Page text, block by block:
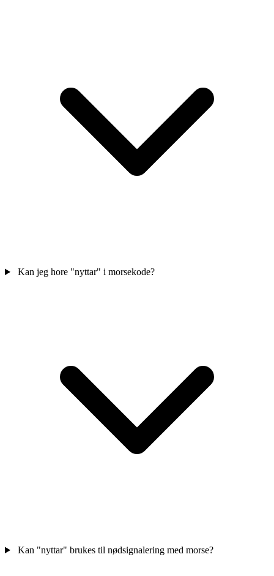
Kan jeg hore "nyttar" i morsekode?
Kan "nyttar" brukes til nødsignalering med morse?